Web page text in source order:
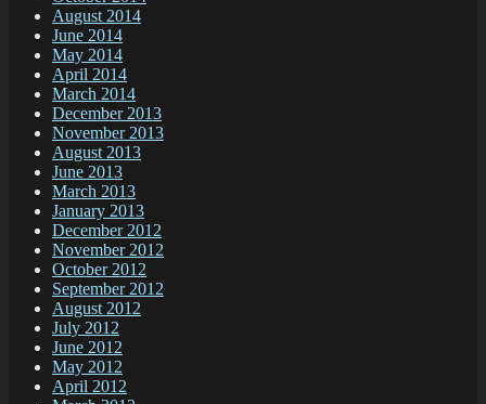
August 2014
June 2014
May 2014
April 2014
March 2014
December 2013
November 2013
August 2013
June 2013
March 2013
January 2013
December 2012
November 2012
October 2012
September 2012
August 2012
July 2012
June 2012
May 2012
April 2012